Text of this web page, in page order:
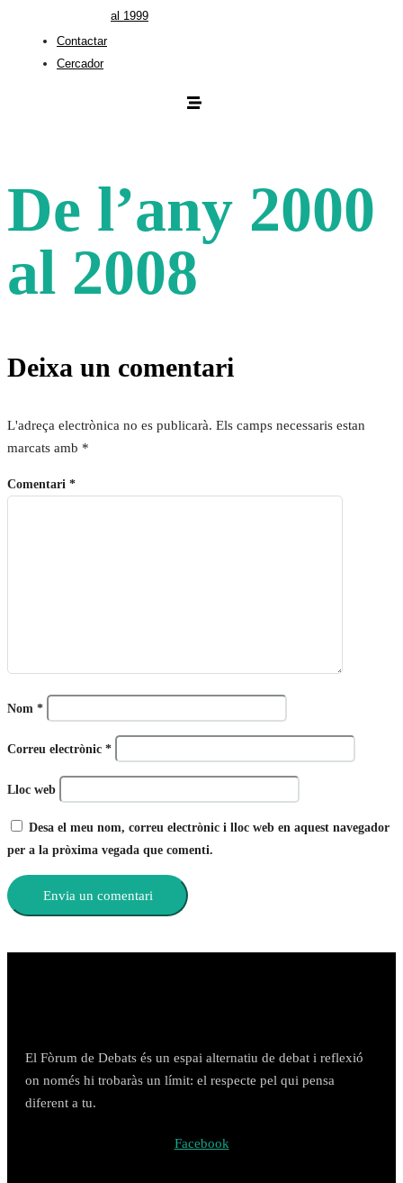
al 1999
Contactar
Cercador
De l’any 2000
al 2008
Deixa un comentari
L'adreça electrònica no es publicarà. Els camps necessaris estan
marcats amb *
Comentari *
Nom *
Correu electrònic *
Lloc web
Desa el meu nom, correu electrònic i lloc web en aquest navegador
per a la pròxima vegada que comenti.
El Fòrum de Debats és un espai alternatiu de debat i reflexió
on només hi trobaràs un límit: el respecte pel qui pensa
diferent a tu.
Facebook